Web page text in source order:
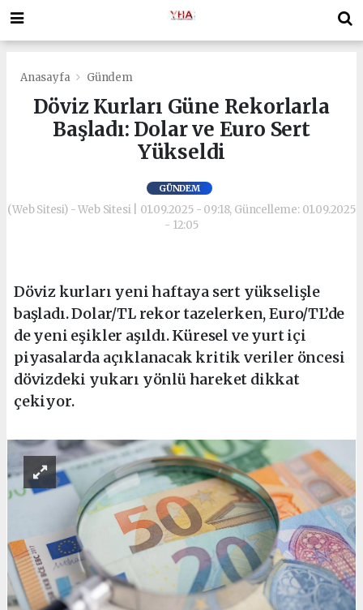
Anasayfa Gündem
Döviz Kurları Güne Rekorlarla
Başladı: Dolar ve Euro Sert
Yükseldi
GÜNDEM
(Web Sitesi) - Web Sitesi | 01.09.2025 - 09:18, Güncelleme: 01.09.2025
- 12:05
Döviz kurları yeni haftaya sert yükselişle
başladı. Dolar/TL rekor tazelerken, Euro/TL’de
de yeni eşikler aşıldı. Küresel ve yurt içi
piyasalarda açıklanacak kritik veriler öncesi
dövizdeki yukarı yönlü hareket dikkat
çekiyor.